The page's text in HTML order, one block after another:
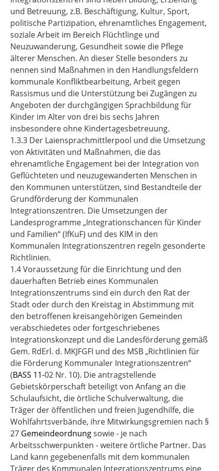
und Betreuung, z.B. Beschäftigung, Kultur, Sport,
politische Partizipation, ehrenamtliches Engagement,
soziale Arbeit im Bereich Flüchtlinge und
Neuzuwanderung, Gesundheit sowie die Pflege
älterer Menschen. An dieser Stelle besonders zu
nennen sind Maßnahmen in den Handlungsfeldern
kommunale Konfliktbearbeitung, Arbeit gegen
Rassismus und die Unterstützung bei Zugängen zu
Angeboten der durchgängigen Sprachbildung für
Kinder im Alter von drei bis sechs Jahren
insbesondere ohne Kindertagesbetreuung.
1.3.3 Der Laiensprachmittlerpool und die Umsetzung
von Aktivitäten und Maßnahmen, die das
ehrenamtliche Engagement bei der Integration von
Geflüchteten und neuzugewanderten Menschen in
den Kommunen unterstützen, sind Bestandteile der
Grundförderung der Kommunalen
Integrationszentren. Die Umsetzungen der
Landesprogramme „Integrationschancen für Kinder
und Familien“ (IfKuF) und des KIM in den
Kommunalen Integrationszentren regeln gesonderte
Richtlinien.
1.4 Voraussetzung für die Einrichtung und den
dauerhaften Betrieb eines Kommunalen
Integrationszentrums sind ein durch den Rat der
Stadt oder durch den Kreistag in Abstimmung mit
den betroffenen kreisangehörigen Gemeinden
verabschiedetes oder fortgeschriebenes
Integrationskonzept und die Landesförderung gemäß
Gem. RdErl. d. MKJFGFI und des MSB „Richtlinien für
die Förderung Kommunaler Integrationszentren“
(BASS 11-02 Nr. 10). Die antragstellende
Gebietskörperschaft beteiligt von Anfang an die
Schulaufsicht, die örtliche Schulverwaltung, die
Träger der öffentlichen und freien Jugendhilfe, die
Wohlfahrtsverbände, ihre Mitwirkungsgremien nach §
27 Gemeindeordnungsowie - je nach
Arbeitsschwerpunkten - weitere örtliche Partner. Das
Land kann gegebenenfalls mit dem kommunalen
Träger des Kommunalen Integrationszentrums eine